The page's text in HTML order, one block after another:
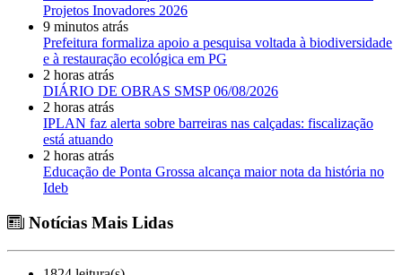
Projetos Inovadores 2026
9 minutos atrás
Prefeitura formaliza apoio a pesquisa voltada à biodiversidade
e à restauração ecológica em PG
2 horas atrás
DIÁRIO DE OBRAS SMSP 06/08/2026
2 horas atrás
IPLAN faz alerta sobre barreiras nas calçadas: fiscalização
está atuando
2 horas atrás
Educação de Ponta Grossa alcança maior nota da história no
Ideb
Notícias Mais Lidas